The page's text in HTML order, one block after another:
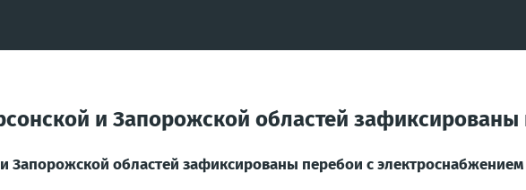
и Запорожской областей
Запорожской областей зафиксированы перебои с электроснабжением